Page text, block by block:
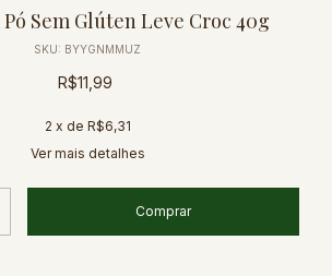
Sem Glúten Leve Croc 40g
SKU: BYYGNMMUZ
R$11,99
2 x de R$6,31
Ver mais detalhes